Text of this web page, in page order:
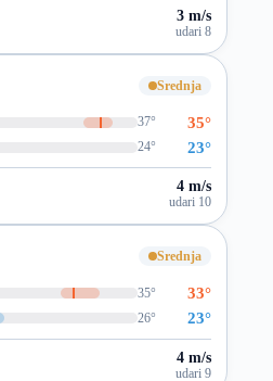
3 m/s
udari 8
Srednja
37° 35°
24° 23°
4 m/s
udari 10
Srednja
35° 33°
26° 23°
4 m/s
udari 9